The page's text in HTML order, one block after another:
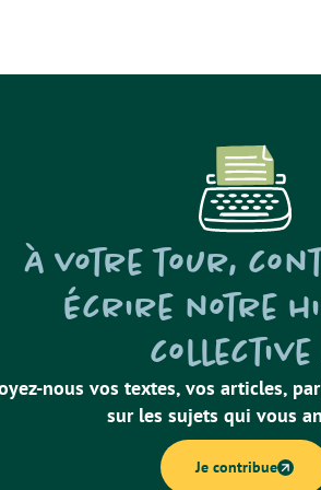
À votre tour,
écrire notre
nous vos textes, vos articles,
sur les sujets qui vous
Je contribue